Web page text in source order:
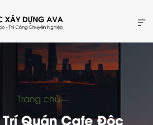
Trang chủ―
Trí Quán Cafe Độc